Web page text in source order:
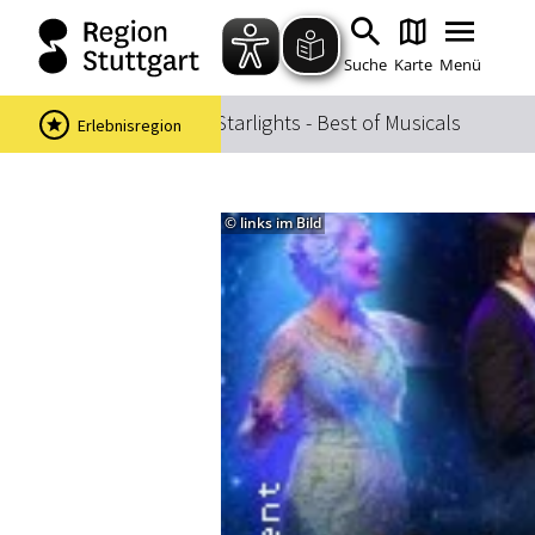
Suche Karte Menü
Startseite Musical Starlights - Best of Musicals
Erlebnisregion
© links im Bild